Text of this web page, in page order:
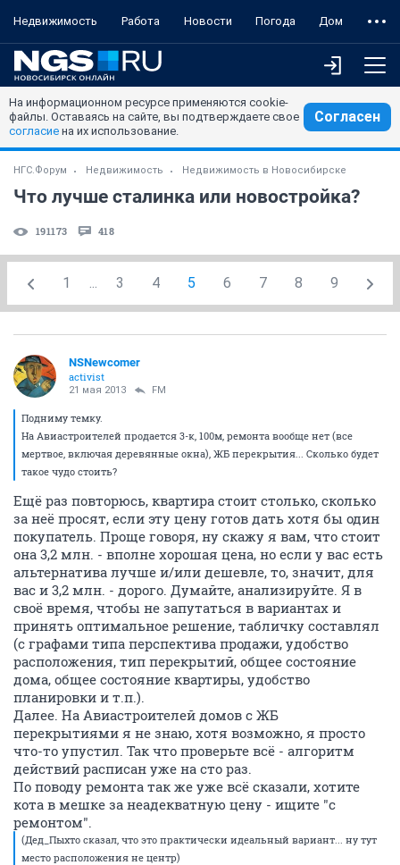
Недвижимость Работа Новости Погода Дом
На информационном ресурсе применяются cookie-
файлы. Оставаясь на сайте, вы подтверждаете свое
согласие на их использование.
Согласен
НГС.Форум Недвижимость Недвижимость в Новосибирске
Что лучше сталинка или новостройка?
191173 418
1 ... 3 4 5 6 7 8 9
NSNewcomer
activist
21 мая 2013 FM
Подниму темку.
На Авиастроителей продается 3-к, 100м, ремонта вообще нет (все
мертвое, включая деревянные окна), ЖБ перекрытия... Сколько будет
такое чудо стоить?
Ещё раз повторюсь, квартира стоит столько, сколько
за неё просят, если эту цену готов дать хотя бы один
покупатель. Проще говоря, ну скажу я вам, что стоит
она 3,2 млн. - вполне хорошая цена, но если у вас есть
альтернатива лучше и/или дешевле, то, значит, для
вас и 3,2 млн. - дорого. Думайте, анализируйте. Я в
своё время, чтобы не запутаться в вариантах и
принять оптимальное решение, табличку составлял
(с графами типа перспектива продажи, удобство
расположения, тип перекрытий, общее состояние
дома, общее состояние квартиры, удобство
планировки и т.п.).
Далее. На Авиастроителей домов с ЖБ
перекрытиями я не знаю, хотя возможно, я просто
что-то упустил. Так что проверьте всё - алгоритм
действий расписан уже на сто раз.
По поводу ремонта так же уже всё сказали, хотите
кота в мешке за неадекватную цену - ищите "с
ремонтом".
(Дед_Пыхто сказал, что это практически идеальный вариант... ну тут
место расположения не центр)